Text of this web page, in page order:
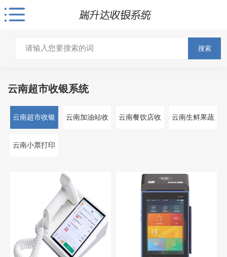
搜索
云南超市收银系统
云南超市收银
系统
云南加油站收 云南餐饮店收 云南生鲜果蔬
云南小票打印